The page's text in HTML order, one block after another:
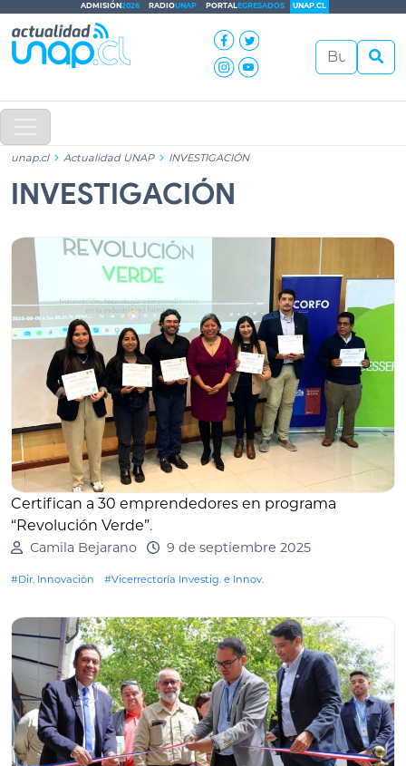
ADMISIÓN2026 RADIOUNAP PORTALEGRESADOS UNAP.CL
unap.cl Actualidad UNAP INVESTIGACIÓN
INVESTIGACIÓN
Certifican a 30 emprendedores en programa
“Revolución Verde”.
Camila Bejarano 9 de septiembre 2025
#Dir. Innovación #Vicerrectoría Investig. e Innov.